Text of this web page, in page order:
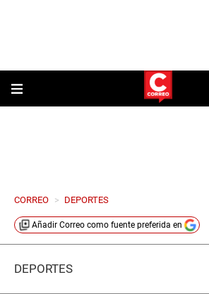
CORREO > DEPORTES
Añadir Correo como fuente preferida en
DEPORTES